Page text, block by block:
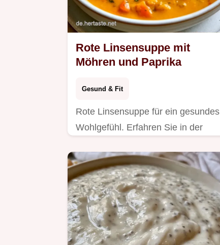
Rote Linsensuppe mit
Möhren und Paprika
Gesund & Fit
Rote Linsensuppe für ein gesundes
Wohlgefühl. Erfahren Sie in der
funktioniert mehr zur Bindung. In 40
Minuten fertig.